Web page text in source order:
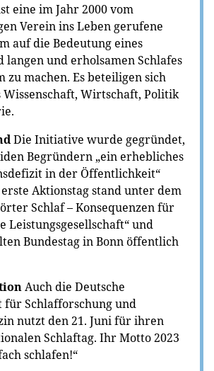
eine im Jahr 2000 vom
Verein ins Leben gerufene
auf die Bedeutung eines
langen und erholsamen Schlafes
zu machen. Es beteiligen sich
Wissenschaft, Wirtschaft, Politik
Die Initiative wurde gegründet,
Begründern „ein erhebliches
in der Öffentlichkeit“
Aktionstag stand unter dem
Schlaf – Konsequenzen für
Leistungsgesellschaft“ und
Bundestag in Bonn öffentlich
Auch die Deutsche
für Schlafforschung und
nutzt den 21. Juni für ihren
Schlaftag. Ihr Motto 2023
schlafen!“